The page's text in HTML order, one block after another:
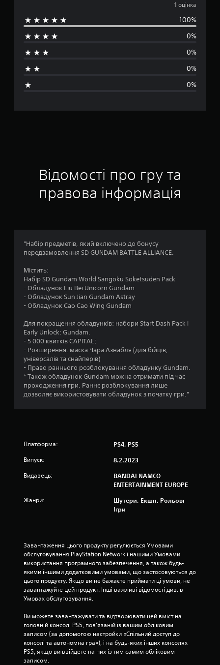
е
р
н
о
н
к
:
я
з
і
р
а
о
о
в
і
ц
1 оцінка
100%
0%
0%
0%
0%
Відомості про гру та
правова інформація
"Набір предметів, який включено до бонусу
передзамовлення SD GUNDAM BATTLE ALLIANCE.
Містить:
Набір SD Gundam World Sangoku Soketsuden Pack
- Обладунок Liu Bei Unicorn Gundam
- Обладунок Sun Jian Gundam Astray
- Обладунок Cao Cao Wing Gundam
Для покращення обладунків: набори Start Dash Pack і
Early Unlock: Gundam.
- 5 000 квитків CAPITAL;
- Розширення: маска Чара Азнабля (для бійців,
універсалів та снайперів)
- Право раннього розблокування обладунку Gundam.
* Також обладунок Gundam можна отримати під час
проходження гри. Раннє розблокування лише
дозволяє використовувати обладунок з початку гри."
Платформа: PS4, PS5
Випуск: 8.2.2023
Видавець:
BANDAI NAMCO
ENTERTAINMENT EUROPE
Жанри:
Шутери, Екшн, Рольові
Ігри
Завантаження цього продукту регулюється Умовами
обслуговування PlayStation Network і нашими Умовами
використання програмного забезпечення, а також будь-
якими іншими додатковими умовами, що застосовуються до
цього продукту. Якщо ви не бажаєте приймати ці умови, не
завантажуйте цей продукт. Інші важливі відомості див. в
Умовах обслуговування.
Ви можете завантажувати та відтворювати цей вміст на
головній консолі PS5, пов’язаній із вашим обліковим
записом (за допомогою настройки «Спільний доступ до
консолі та автономна гра»), і на будь-яких інших консолях
PS5, якщо ви ввійдете на них із тим самим обліковим
записом.